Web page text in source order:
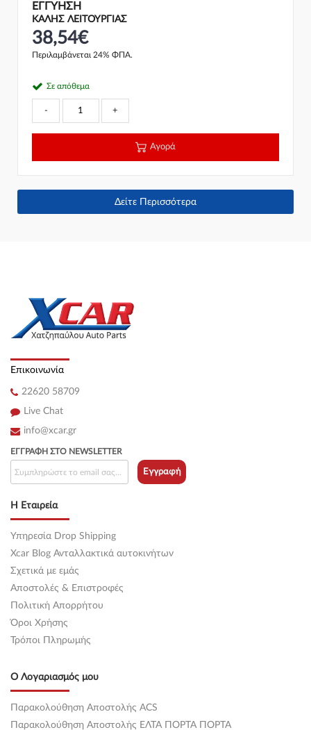
ΕΓΓΎΗΣΗ
ΚΑΛΗΣ ΛΕΙΤΟΥΡΓΙΑΣ
38,54€
Περιλαμβάνεται 24% ΦΠΑ.
Σε απόθεμα
- +
Αγορά
Δείτε Περισσότερα
Επικοινωνία
22620 58709
Live Chat
info@xcar.gr
Η Εταιρεία
Υπηρεσία Drop Shipping
Xcar Blog Ανταλλακτικά αυτοκινήτων
Σχετικά με εμάς
Αποστολές & Επιστροφές
Πολιτική Απορρήτου
Όροι Χρήσης
Τρόποι Πληρωμής
Ο Λογαριασμός μου
Παρακολούθηση Αποστολής ACS
Παρακολούθηση Αποστολής ΕΛΤΑ ΠΟΡΤΑ ΠΟΡΤΑ
ΕΓΓΡΑΦΉ ΣΤΟ NEWSLETTER
Εγγραφή